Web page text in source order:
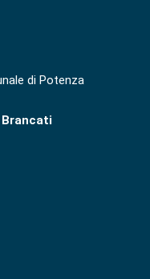
di Potenza
Brancati